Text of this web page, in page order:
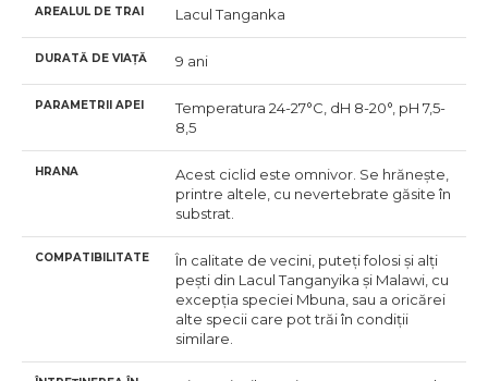
AREALUL DE TRAI Lacul Tanganka
DURATĂ DE VIAȚĂ 9 ani
PARAMETRII APEI
Temperatura 24-27°C, dH 8-20°, pH 7,5-
8,5
HRANA
Acest ciclid este omnivor. Se hrănește,
printre altele, cu nevertebrate găsite în
substrat.
COMPATIBILITATE
În calitate de vecini, puteți folosi și alți
pești din Lacul Tanganyika și Malawi, cu
excepția speciei Mbuna, sau a oricărei
alte specii care pot trăi în condiții
similare.